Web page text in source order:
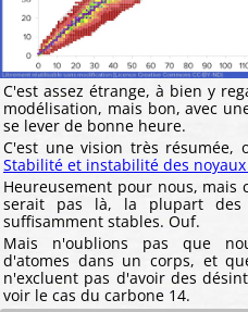
C'est assez étrange, à bien y
modélisation, mais bon, avec
se lever de bonne heure.
C'est une vision très
Stabilité et instabilité des
Heureusement pour nous,
serait pas là, la plupart
suffisamment stables. Ouf.
Mais n'oublions pas que
d'atomes dans un corps, et
n'excluent pas d'avoir des
voir le cas du carbone 14.